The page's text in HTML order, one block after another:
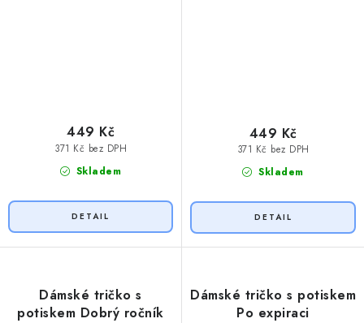
Skladem
371 Kč bez DPH
449 Kč
Skladem
371 Kč bez DPH
449 Kč
Dámské tričko s
potiskem Dobrý ročník
Dámské tričko s potiskem
Po expiraci